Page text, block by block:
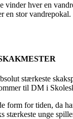
vinder hver en
en stor vandrepokal.
stærkeste
til DM i
form for tiden, da
stærkeste unge